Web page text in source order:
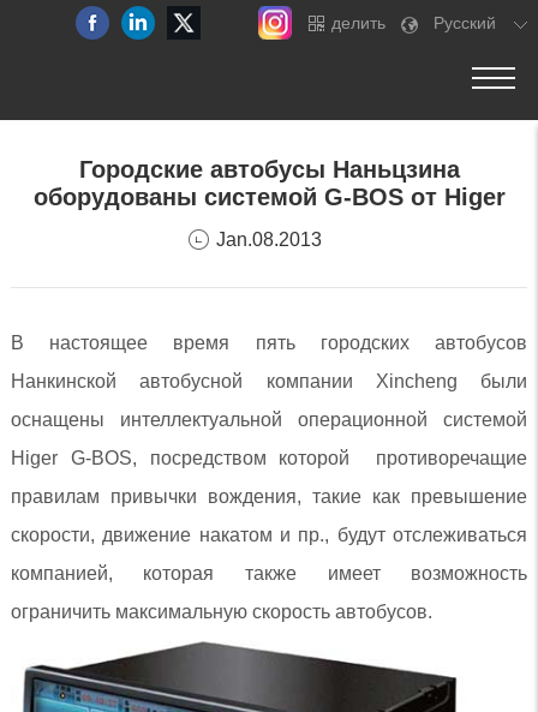
Pусский
делить
Городские автобусы Наньцзина
оборудованы системой G-BOS от Higer
Jan.08.2013
В настоящее время пять городских автобусов
Нанкинской автобусной компании Xincheng были
оснащены интеллектуальной операционной системой
Higer G-BOS, посредством которой противоречащие
правилам привычки вождения, такие как превышение
скорости, движение накатом и пр., будут отслеживаться
компанией, которая также имеет возможность
ограничить максимальную скорость автобусов.